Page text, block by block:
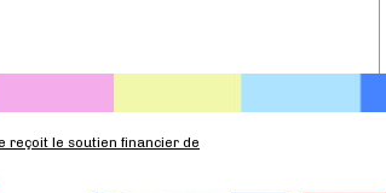
reçoit le soutien financier de